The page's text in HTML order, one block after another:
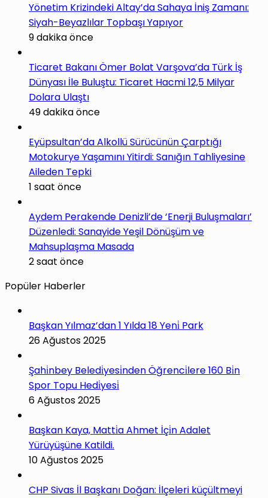
Yönetim Krizindeki Altay’da Sahaya İniş Zamanı:
Siyah-Beyazlılar Topbaşı Yapıyor
9 dakika önce
Ticaret Bakanı Ömer Bolat Varşova’da Türk İş
Dünyası İle Buluştu: Ticaret Hacmi 12,5 Milyar
Dolara Ulaştı
49 dakika önce
Eyüpsultan’da Alkollü Sürücünün Çarptığı
Motokurye Yaşamını Yitirdi: Sanığın Tahliyesine
Aileden Tepki
1 saat önce
Aydem Perakende Denizli’de ‘Enerji Buluşmaları’
Düzenledi: Sanayide Yeşil Dönüşüm ve
Mahsuplaşma Masada
2 saat önce
Popüler Haberler
Başkan Yılmaz’dan 1 Yılda 18 Yeni̇ Park
26 Ağustos 2025
Şahi̇nbey Beledi̇yesi̇nden Öğrenci̇lere 160 Bi̇n
Spor Topu Hedi̇yesi̇
6 Ağustos 2025
Başkan Kaya, Matti̇a Ahmet İçi̇n Adalet
Yürüyüşüne Katildi.
10 Ağustos 2025
CHP Sivas İl Başkanı Doğan: İlçeleri küçültmeyi